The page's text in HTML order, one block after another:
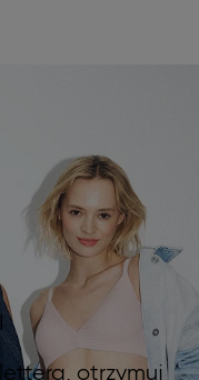
otrzymuj